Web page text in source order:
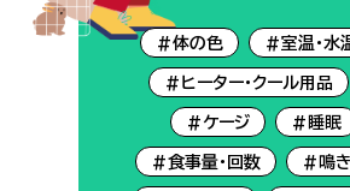
#体の色 #室温・水
#ヒーター・クール用品
#ケージ #睡眠
#食事量・回数 #鳴